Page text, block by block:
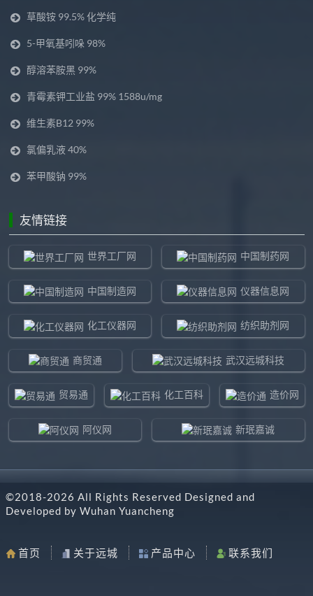
草酸铵 99.5% 化学纯
5-甲氧基吲哚 98%
醇溶苯胺黑 99%
青霉素钾工业盐 99% 1588u/mg
维生素B12 99%
氯偏乳液 40%
苯甲酸钠 99%
友情链接
世界工厂网 中国制药网
中国制造网 仪器信息网
化工仪器网 纺织助剂网
商贸通 武汉远城科技
贸易通 化工百科 造价网
阿仪网 新珉嘉诚
东北制造网 药智通
©2018-2026 All Rights Reserved Designed and
Developed by Wuhan Yuancheng
首页 关于远城 产品中心 联系我们